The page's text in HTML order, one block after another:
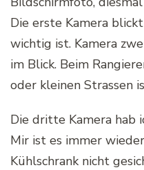
Die erste Kamera
wichtig ist. Kamera
im Blick. Beim
oder kleinen Strassen
Die dritte Kamera hab
Mir ist es immer
Kühlschrank nicht